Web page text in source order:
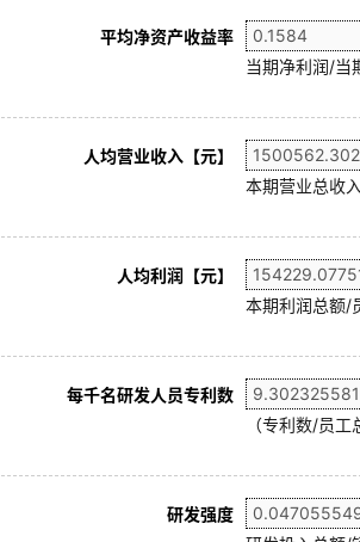
平均净资产收益率
当期净利润/当
人均营业收入【元】
本期营业总收
人均利润【元】
本期利润总额/
每千名研发人员专利数
（专利数/员
研发强度